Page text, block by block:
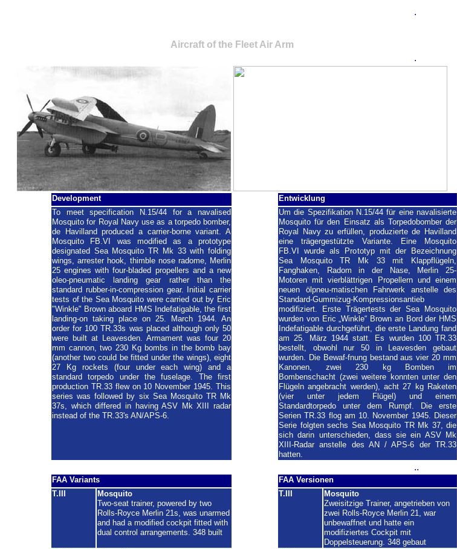
.
Aircraft of the Fleet Air Arm
.
Development
Entwicklung
To meet specification N.15/44 for a navalised
Mosquito for Royal Navy use as a torpedo bomber,
de Havilland produced a carrier-borne variant. A
Mosquito FB.VI was modified as a prototype
designated Sea Mosquito TR Mk 33 with folding
wings, arrester hook, thimble nose radome, Merlin
25 engines with four-bladed propellers and a new
oleo-pneumatic landing gear rather than the
standard rubber-in-compression gear. Initial carrier
tests of the Sea Mosquito were carried out by Eric
"Winkle" Brown aboard HMS Indefatigable, the first
landing-on taking place on 25. March 1944. An
order for 100 TR.33s was placed although only 50
were built at Leavesden. Armament was four 20
mm cannon, two 230 Kg bombs in the bomb bay
(another two could be fitted under the wings), eight
27 Kg rockets (four under each wing) and a
standard torpedo under the fuselage. The first
production TR.33 flew on 10 November 1945. This
series was followed by six Sea Mosquito TR Mk
37s, which differed in having ASV Mk XIII radar
instead of the TR.33's AN/APS-6.
Um die Spezifikation N.15/44 für eine navalisierte
Mosquito für den Einsatz als Torpedobomber der
Royal Navy zu erfüllen, produzierte de Havilland
eine trägergestützte Variante. Eine Mosquito
FB.VI wurde als Prototyp mit der Bezeichnung
Sea Mosquito TR Mk 33 mit Klappflügeln,
Fanghaken, Radom in der Nase, Merlin 25-
Motoren mit vierblättrigen Propellern und einem
neuen ölpneu-matischen Fahrwerk anstelle des
Standard-Gummizug-Kompressionsantieb
modifiziert. Erste Trägertests der Sea Mosquito
wurden von Eric „Winkle“ Brown an Bord der HMS
Indefatigable durchgeführt, die erste Landung fand
am 25. März 1944 statt. Es wurden 100 TR.33
bestellt, obwohl nur 50 in Leavesden gebaut
wurden. Die Bewaf-fnung bestand aus vier 20 mm
Kanonen, zwei 230 kg Bomben im
Bombenschacht (zwei weitere konnten unter den
Flügeln angebracht werden), acht 27 kg Raketen
(vier unter jedem Flügel) und einem
Standardtorpedo unter dem Rumpf. Die erste
Serien TR.33 flog am 10. November 1945. Dieser
Serie folgten sechs Sea Mosquito TR Mk 37, die
sich darin unterschieden, dass sie ein ASV Mk
XIII-Radar anstelle des AN / APS-6 der TR.33
hatten.
..
FAA Variants
FAA Versionen
T.III
Mosquito
Two-seat trainer, powered by two
Rolls-Royce Merlin 21s, was unarmed
and had a modified cockpit fitted with
dual control arrangements. 348 built
T.III
Mosquito
Zweisitzige Trainer, angetrieben von
zwei Rolls-Royce Merlin 21, war
unbewaffnet und hatte ein
modifiziertes Cockpit mit
Doppelsteuerung. 348 gebaut